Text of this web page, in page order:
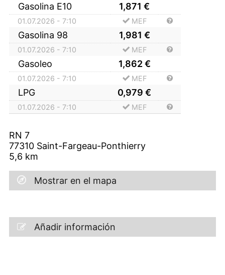
Gasolina E10 1,871 €
01.07.2026 - 7:10 MEF
Gasolina 98 1,981 €
01.07.2026 - 7:10 MEF
Gasoleo 1,862€
01.07.2026 - 7:10 MEF
LPG 0,979 €
01.07.2026 - 7:10 MEF
RN 7
77310 Saint-Fargeau-Ponthierry
5,6 km
Mostrar en el mapa
Añadir información